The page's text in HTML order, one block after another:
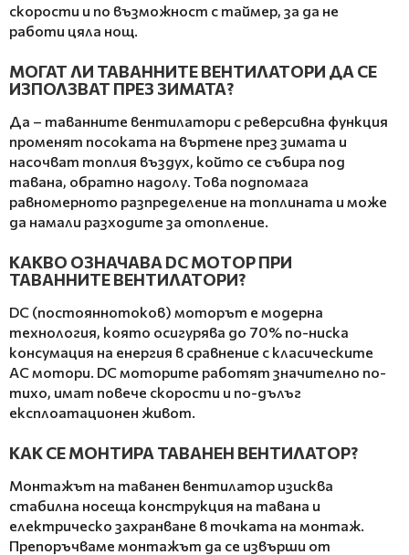
скорости и по възможност с таймер, за да не
работи цяла нощ.
МОГАТ ЛИ ТАВАННИТЕ ВЕНТИЛАТОРИ ДА СЕ
ИЗПОЛЗВАТ ПРЕЗ ЗИМАТА?
Да – таванните вентилатори с реверсивна функция
променят посоката на въртене през зимата и
насочват топлия въздух, който се събира под
тавана, обратно надолу. Това подпомага
равномерното разпределение на топлината и може
да намали разходите за отопление.
КАКВО ОЗНАЧАВА DC МОТОР ПРИ
ТАВАННИТЕ ВЕНТИЛАТОРИ?
DC (постояннотоков) моторът е модерна
технология, която осигурява до 70% по-ниска
консумация на енергия в сравнение с класическите
AC мотори. DC моторите работят значително по-
тихо, имат повече скорости и по-дълъг
експлоатационен живот.
КАК СЕ МОНТИРА ТАВАНЕН ВЕНТИЛАТОР?
Монтажът на таванен вентилатор изисква
стабилна носеща конструкция на тавана и
електрическо захранване в точката на монтаж.
Препоръчваме монтажът да се извърши от